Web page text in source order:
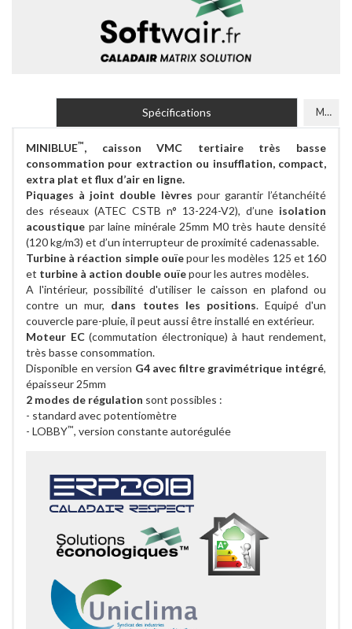
Spécifications Modèles
MINIBLUE™, caisson VMC tertiaire très basse
consommation pour extraction ou insufflation, compact,
extra plat et flux d’air en ligne.
Piquages à joint double lèvres pour garantir l’étanchéité
des réseaux (ATEC CSTB n° 13-224-V2), d’une isolation
acoustique par laine minérale 25mm M0 très haute densité
(120 kg/m3) et d’un interrupteur de proximité cadenassable.
Turbine à réaction simple ouïepour les modèles 125 et 160
et turbine à action double ouïepour les autres modèles.
A l'intérieur, possibilité d'utiliser le caisson en plafond ou
contre un mur, dans toutes les positions. Equipé d'un
couvercle pare-pluie, il peut aussi être installé en extérieur.
Moteur EC(commutation électronique) à haut rendement,
très basse consommation.
Disponible en version G4 avec filtre gravimétrique intégré,
épaisseur 25mm
2 modes de régulation sont possibles :
- standard avec potentiomètre
- LOBBY™, version constante autorégulée